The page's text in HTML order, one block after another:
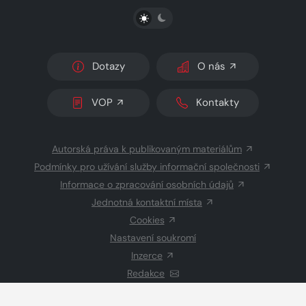
PŘEPNOUT SVĚTLÝ/TMAVÝ REŽIM
Dotazy O nás
VOP Kontakty
Autorská práva k publikovaným materiálům
Podmínky pro užívání služby informační společnosti
Informace o zpracování osobních údajů
Jednotná kontaktní místa
Cookies
Nastavení soukromí
Inzerce
Redakce